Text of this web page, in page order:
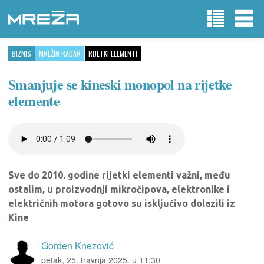
BIZNIS MREŽIN RADAR RIJETKI ELEMENTI
Smanjuje se kineski monopol na rijetke
elemente
Sve do 2010. godine rijetki elementi važni, među
ostalim, u proizvodnji mikročipova, elektronike i
električnih motora gotovo su isključivo dolazili iz
Kine
Gorden Knezović
petak, 25. travnja 2025. u 11:30